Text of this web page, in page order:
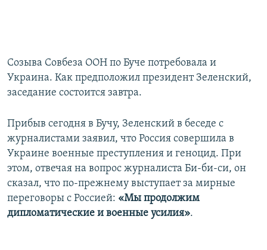
Созыва Совбеза ООН по Буче потребовала и
Украина. Как предположил президент Зеленский,
заседание состоится завтра.
Прибыв сегодня в Бучу, Зеленский в беседе с
журналистами заявил, что Россия совершила в
Украине военные преступления и геноцид. При
этом, отвечая на вопрос журналиста Би-би-си, он
сказал, что по-прежнему выступает за мирные
переговоры с Россией: «Мы продолжим
дипломатические и военные усилия».